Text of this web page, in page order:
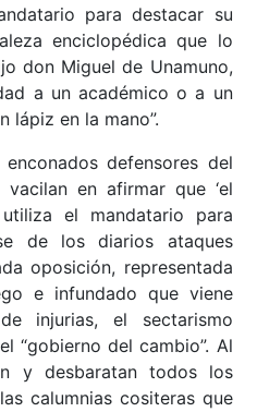
para destacar su
enciclopédica que lo
don Miguel de Unamuno,
a un académico o a un
lápiz en la mano”.
defensores del
en afirmar que ‘el
el mandatario para
de los diarios ataques
oposición, representada
e infundado que viene
injurias, el sectarismo
“gobierno del cambio”. Al
y desbaratan todos los
calumnias cositeras que